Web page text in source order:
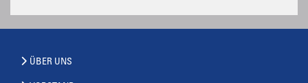
ÜBER UNS